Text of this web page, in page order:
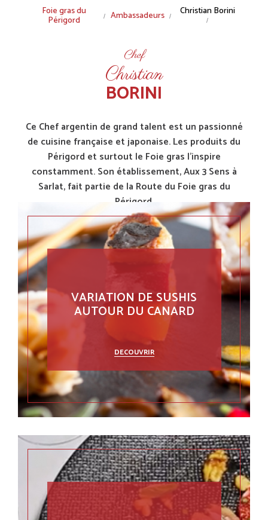
Fil
Foie gras du
Périgord Ambassadeurs Christian Borini
Chef
Christian
BORINI
Ce Chef argentin de grand talent est un passionné
de cuisine française et japonaise. Les produits du
Périgord et surtout le Foie gras l'inspire
constamment. Son établissement, Aux 3 Sens à
Sarlat, fait partie de la Route du Foie gras du
Périgord.
VARIATION DE SUSHIS
AUTOUR DU CANARD
DECOUVRIR